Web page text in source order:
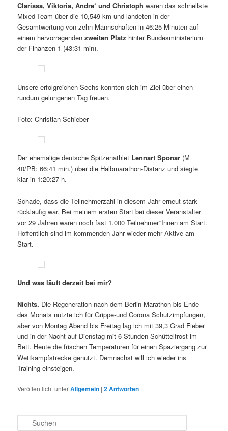
Clarissa, Viktoria, Andre‘ und Christoph waren das schnellste
Mixed-Team über die 10,549 km und landeten in der
Gesamtwertung von zehn Mannschaften in 46:25 Minuten auf
einem hervorragendenzweiten Platz hinter Bundesministerium
der Finanzen 1 (43:31 min).
Unsere erfolgreichen Sechs konnten sich im Ziel über einen
rundum gelungenen Tag freuen.
Foto: Christian Schieber
Der ehemalige deutsche Spitzenathlet Lennart Sponar (M
40/PB: 66:41 min.) über die Halbmarathon-Distanz und siegte
klar in 1:20:27 h.
Schade, dass die Teilnehmerzahl in diesem Jahr erneut stark
rückläufig war. Bei meinem ersten Start bei dieser Veranstalter
vor 29 Jahren waren noch fast 1.000 Teilnehmer*Innen am Start.
Hoffentlich sind im kommenden Jahr wieder mehr Aktive am
Start.
Und was läuft derzeit bei mir?
Nichts. Die Regeneration nach dem Berlin-Marathon bis Ende
des Monats nutzte ich für Grippe-und Corona Schutzimpfungen,
aber von Montag Abend bis Freitag lag ich mit 39,3 Grad Fieber
und in der Nacht auf Dienstag mit 6 Stunden Schüttelfrost im
Bett. Heute die frischen Temperaturen für einen Spaziergang zur
Wettkampfstrecke genutzt. Demnächst will ich wieder ins
Training einsteigen.
Veröffentlicht unterAllgemein |2Antworten